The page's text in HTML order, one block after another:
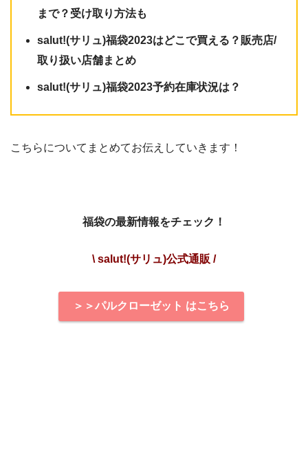
まで？受け取り方法も
salut!(サリュ)福袋2023はどこで買える？販売店/
取り扱い店舗まとめ
salut!(サリュ)福袋2023予約在庫状況は？
こちらについてまとめてお伝えしていきます！
福袋の最新情報をチェック！
\ salut!(サリュ)公式通販 /
＞＞パルクローゼット はこちら